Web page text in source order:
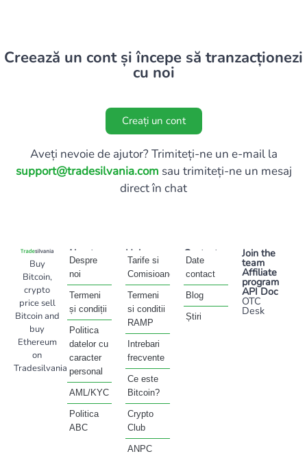
Creează un cont și începe să tranzacționezi
cu noi
Creați un cont
Aveți nevoie de ajutor? Trimiteți-ne un e-mail la
support@tradesilvania.com sau trimiteți-ne un mesaj
direct în chat
Buy
Bitcoin,
crypto
price sell
Bitcoin and
buy
Ethereum
on
Tradesilvania
About
Despre
noi
Termeni
și condiții
Politica
datelor cu
caracter
personal
AML/KYC
Politica
ABC
Help
Tarife si
Comisioane
Termeni
si conditii
RAMP
Intrebari
frecvente
Ce este
Bitcoin?
Crypto
Club
ANPC
Contact
Date
contact
Blog
Știri
Join the
team
Affiliate
program
API Doc
OTC
Desk